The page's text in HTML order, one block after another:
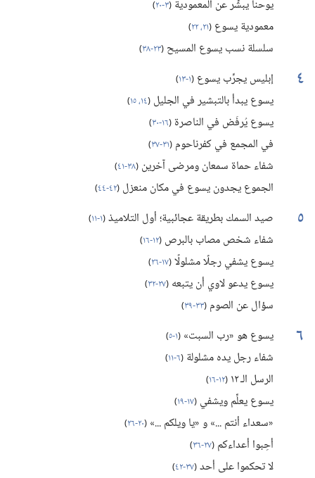
يوحنا يبشِّر عن المعمودية (‏٣-‏٢٠ )‏
معمودية يسوع (‏٢١،‏ ٢٢ )‏
سلسلة نسب يسوع المسيح (‏٢٣-‏٣٨ )‏
٤ إبليس يجرِّب يسوع (‏١-‏١٣ )‏
يسوع يبدأ بالتبشير في الجليل (‏١٤،‏ ١٥ )‏
يسوع يُرفَض في الناصرة (‏١٦-‏٣٠ )‏
في المجمع في كفرناحوم (‏٣١-‏٣٧ )‏
شفاء حماة سمعان ومرضى آخرين (‏٣٨-‏٤١ )‏
الجموع يجدون يسوع في مكان منعزل (‏٤٢-‏٤٤ )‏
٥ صيد السمك بطريقة عجائبية؛‏ أول التلاميذ(‏١-‏١١ )‏
شفاء شخص مصاب بالبرص (‏١٢-‏١٦ )‏
يسوع يشفي رجلًا مشلولًا(‏١٧-‏٢٦ )‏
يسوع يدعو لاوي أن يتبعه (‏٢٧-‏٣٢ )‏
سؤال عن الصوم (‏٣٣-‏٣٩ )‏
٦ يسوع هو «رب السبت» (‏١-‏٥ )‏
شفاء رجل يده مشلولة (‏٦-‏١١ )‏
الرسل الـ‍ ١٢ (‏١٢-‏١٦ )‏
يسوع يعلِّم ويشفي (‏١٧-‏١٩ )‏
«سعداء أنتم .‏.‏.‏» و «يا ويلكم .‏.‏.‏» (‏٢٠-‏٢٦ )‏
أحِبوا أعداءكم (‏٢٧-‏٣٦ )‏
لا تحكموا على أحد(‏٣٧-‏٤٢ )‏